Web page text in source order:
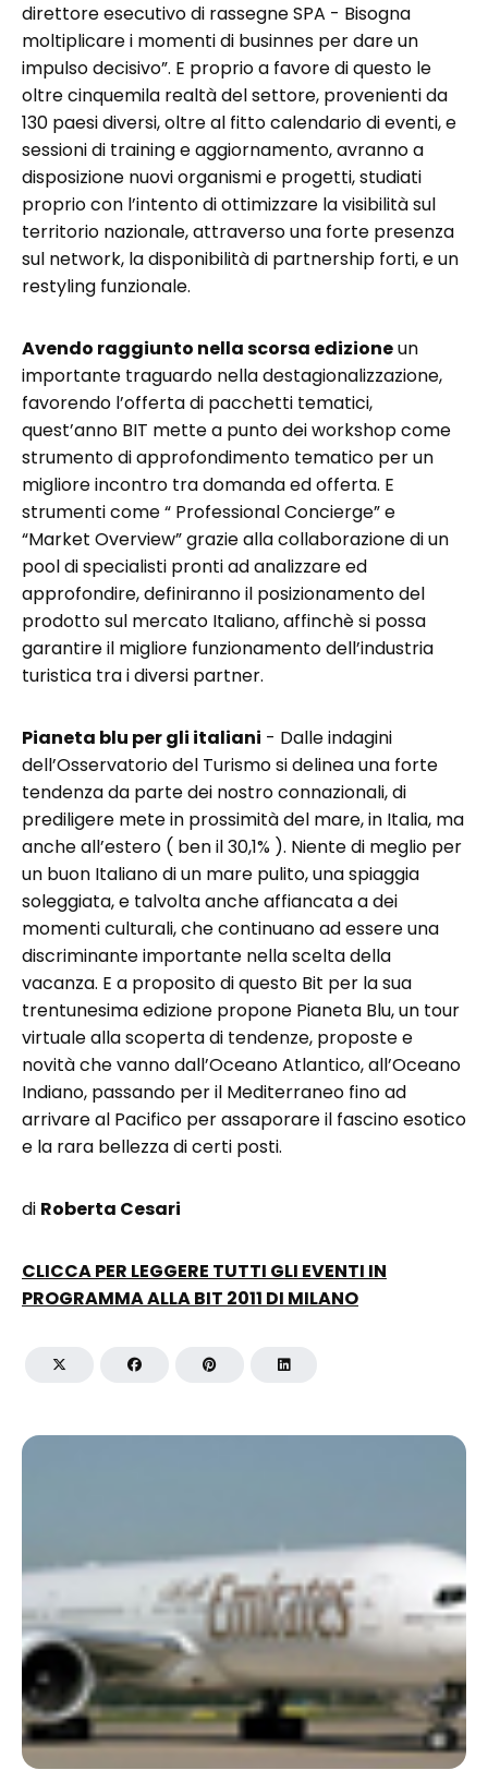
direttore esecutivo di rassegne SPA - Bisogna
moltiplicare i momenti di businnes per dare un
impulso decisivo”. E proprio a favore di questo le
oltre cinquemila realtà del settore, provenienti da
130 paesi diversi, oltre al fitto calendario di eventi, e
sessioni di training e aggiornamento, avranno a
disposizione nuovi organismi e progetti, studiati
proprio con l’intento di ottimizzare la visibilità sul
territorio nazionale, attraverso una forte presenza
sul network, la disponibilità di partnership forti, e un
restyling funzionale.
Avendo raggiunto nella scorsa edizioneun
importante traguardo nella destagionalizzazione,
favorendo l’offerta di pacchetti tematici,
quest’anno BIT mette a punto dei workshop come
strumento di approfondimento tematico per un
migliore incontro tra domanda ed offerta. E
strumenti come “ Professional Concierge” e
“Market Overview” grazie alla collaborazione di un
pool di specialisti pronti ad analizzare ed
approfondire, definiranno il posizionamento del
prodotto sul mercato Italiano, affinchè si possa
garantire il migliore funzionamento dell’industria
turistica tra i diversi partner.
Pianeta blu per gli italiani - Dalle indagini
dell’Osservatorio del Turismo si delinea una forte
tendenza da parte dei nostro connazionali, di
prediligere mete in prossimità del mare, in Italia, ma
anche all’estero ( ben il 30,1% ). Niente di meglio per
un buon Italiano di un mare pulito, una spiaggia
soleggiata, e talvolta anche affiancata a dei
momenti culturali, che continuano ad essere una
discriminante importante nella scelta della
vacanza. E a proposito di questo Bit per la sua
trentunesima edizione propone Pianeta Blu, un tour
virtuale alla scoperta di tendenze, proposte e
novità che vanno dall’Oceano Atlantico, all’Oceano
Indiano, passando per il Mediterraneo fino ad
arrivare al Pacifico per assaporare il fascino esotico
e la rara bellezza di certi posti.
di Roberta Cesari
CLICCA PER LEGGERE TUTTI GLI EVENTI IN
PROGRAMMA ALLA BIT 2011 DI MILANO